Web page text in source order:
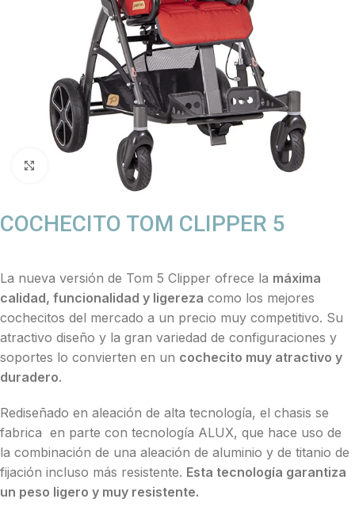
Click to enlarge
COCHECITO TOM CLIPPER 5
La nueva versión de Tom 5 Clipper ofrece la máxima
calidad, funcionalidad y ligereza como los mejores
cochecitos del mercado a un precio muy competitivo. Su
atractivo diseño y la gran variedad de configuraciones y
soportes lo convierten en un cochecito muy atractivo y
duradero.
Rediseñado en aleación de alta tecnología, el chasis se
fabrica en parte con tecnología ALUX, que hace uso de
la combinación de una aleación de aluminio y de titanio de
fijación incluso más resistente. Esta tecnología garantiza
un peso ligero y muy resistente.